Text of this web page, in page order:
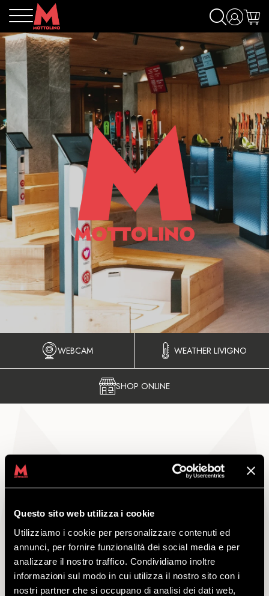
Questo sito web utilizza i cookie
Utilizziamo i cookie per personalizzare contenuti ed
annunci, per fornire funzionalità dei social media e per
analizzare il nostro traffico. Condividiamo inoltre
informazioni sul modo in cui utilizza il nostro sito con i
nostri partner che si occupano di analisi dei dati web,
WEBCAM WEATHER LIVIGNO
SHOP ONLINE
SKY ADVENTURE
SKY ADVENTURE